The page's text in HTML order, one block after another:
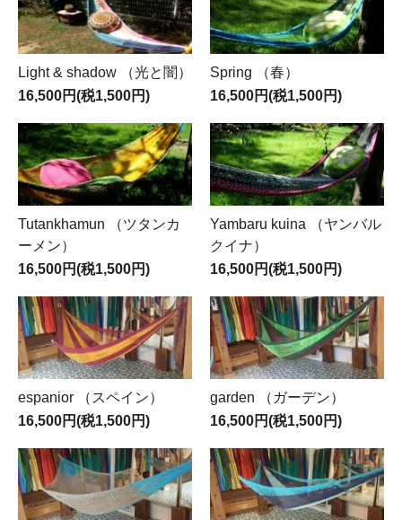
Light & shadow （光と闇）
16,500円(税1,500円)
Spring （春）
16,500円(税1,500円)
Tutankhamun （ツタンカ
ーメン）
16,500円(税1,500円)
Yambaru kuina （ヤンバル
クイナ）
16,500円(税1,500円)
espanior （スペイン）
16,500円(税1,500円)
garden （ガーデン）
16,500円(税1,500円)